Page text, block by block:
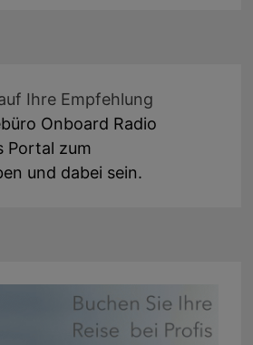
Ihre Empfehlung
Onboard Radio
Portal zum
und dabei sein.